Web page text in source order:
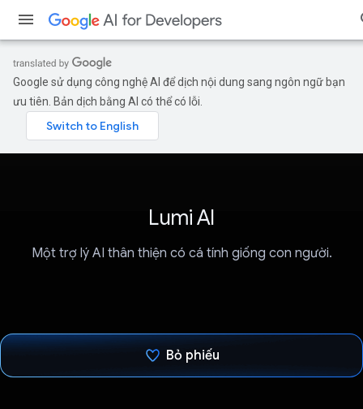
Google sử dụng công nghệ AI để dịch nội dung sang ngôn ngữ bạn
ưu tiên. Bản dịch bằng AI có thể có lỗi.
Lumi AI
Một trợ lý AI thân thiện có cá tính giống con người.
Bỏ phiếu